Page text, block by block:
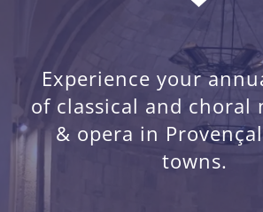
Experience your
of classical and choral
& opera in
towns.